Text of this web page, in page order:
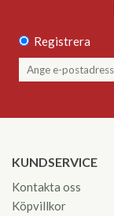
Registrera
KUNDSERVICE
Kontakta oss
Köpvillkor